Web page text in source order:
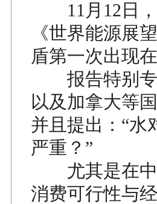
11月12日，
《世界能源展
盾第一次出现
报告特别专
以及加拿大等
并且提出：“水
严重？”
尤其是在中
消费可行性与